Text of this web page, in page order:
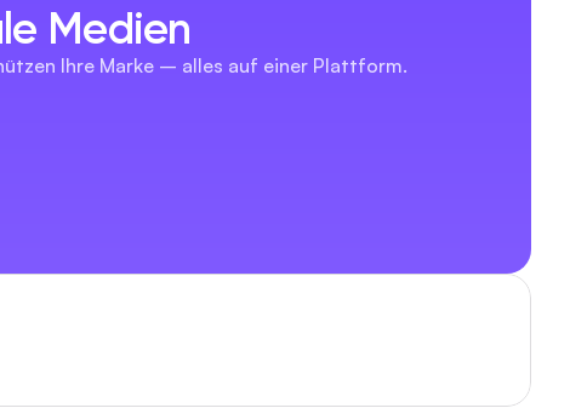
Medien
Ihre Marke – alles auf einer Plattform.